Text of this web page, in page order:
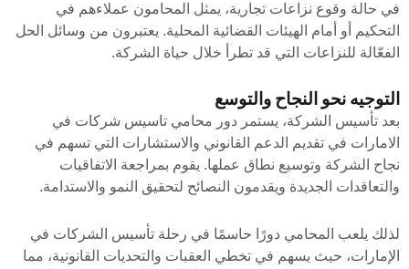
في حالة وقوع نزاعات تجارية، يمثل المحامون عملاءهم في
التحكيم أو أمام الهيئات القضائية المحلية. يعتبرون من وسائل الحل
الفعّالة للنزاعات التي قد تطرأ خلال حياة الشركة.
التوجيه نحو النجاح والتوسع
بعد تأسيس الشركة، يستمر دور محامي تاسيس شركات في
الامارات في تقديم الدعم القانوني والاستشارات التي تسهم في
نجاح الشركة وتوسيع نطاق عملها. يقوم بمراجعة الاتفاقيات
والتعاقدات الجديدة ويقدمون النصائح لتحقيق النمو والاستدامة.
لذلك يلعب المحامي دورًا حاسمًا في رحلة تأسيس الشركات في
الإمارات، حيث يسهم في تخطي العقبات والتحديات القانونية، مما